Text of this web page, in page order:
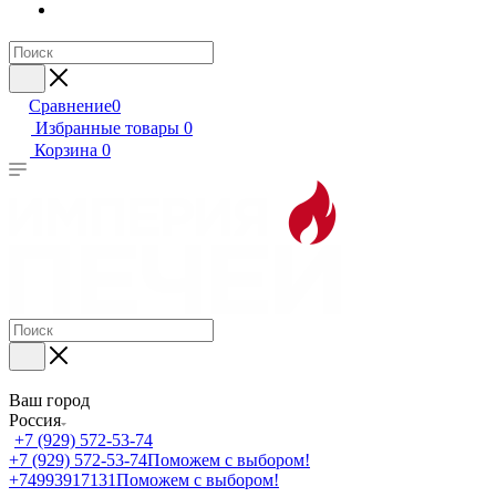
Сравнение0
Избранные товары 0
Корзина 0
Ваш город
Россия
+7 (929) 572-53-74
+7 (929) 572-53-74Поможем с выбором!
+74993917131Поможем с выбором!